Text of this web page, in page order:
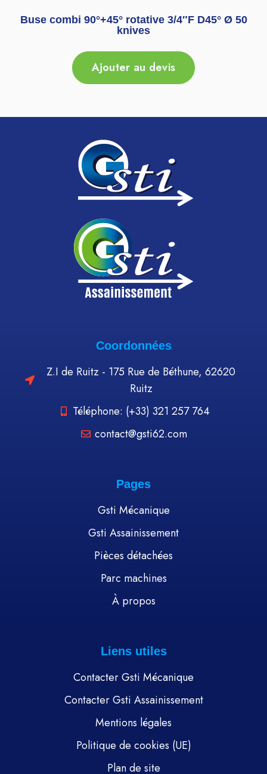
Buse combi 90°+45° rotative 3/4″F D45° Ø 50
knives
Ajouter au devis
Coordonnées
Z.I de Ruitz - 175 Rue de Béthune, 62620
Ruitz
Téléphone: (+33) 321 257 764
contact@gsti62.com
Pages
Gsti Mécanique
Gsti Assainissement
Pièces détachées
Parc machines
À propos
Liens utiles
Contacter Gsti Mécanique
Contacter Gsti Assainissement
Mentions légales
Politique de cookies (UE)
Plan de site